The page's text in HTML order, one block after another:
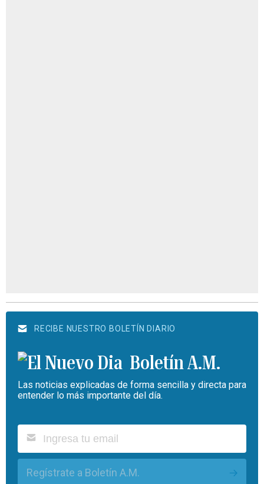
RECIBE NUESTRO BOLETÍN DIARIO
Boletín A.M.
Las noticias explicadas de forma sencilla y directa para
entender lo más importante del día.
Regístrate a Boletín A.M.